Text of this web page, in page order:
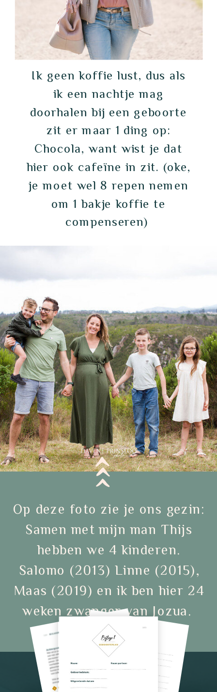
Ik geen koffie lust, dus als
ik een nachtje mag
doorhalen bij een geboorte
zit er maar 1 ding op:
Chocola, want wist je dat
hier ook cafeïne in zit. (oke,
je moet wel 8 repen nemen
om 1 bakje koffie te
compenseren)
Op deze foto zie je ons gezin:
Samen met mijn man Thijs
hebben we 4 kinderen.
Salomo (2013) Linne (2015),
Maas (2019) en ik ben hier 24
weken zwanger van Jozua.